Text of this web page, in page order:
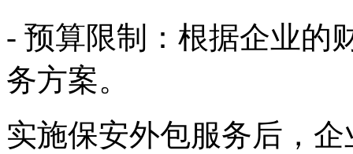
- 预算限制：根据企业的
务方案。
实施保安外包服务后，